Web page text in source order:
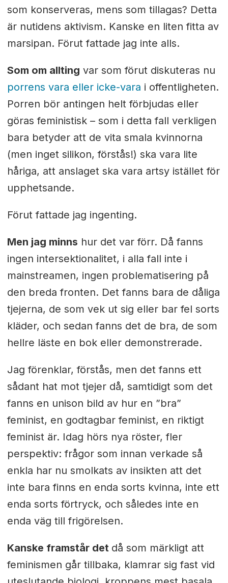
som konserveras, mens som tillagas? Detta
är nutidens aktivism. Kanske en liten fitta av
marsipan. Förut fattade jag inte alls.
Som om allting var som förut diskuteras nu
porrens vara eller icke-vara i offentligheten.
Porren bör antingen helt förbjudas eller
göras feministisk – som i detta fall verkligen
bara betyder att de vita smala kvinnorna
(men inget silikon, förstås!) ska vara lite
håriga, att anslaget ska vara artsy istället för
upphetsande.
Förut fattade jag ingenting.
Men jag minns hur det var förr. Då fanns
ingen intersektionalitet, i alla fall inte i
mainstreamen, ingen problematisering på
den breda fronten. Det fanns bara de dåliga
tjejerna, de som vek ut sig eller bar fel sorts
kläder, och sedan fanns det de bra, de som
hellre läste en bok eller demonstrerade.
Jag förenklar, förstås, men det fanns ett
sådant hat mot tjejer då, samtidigt som det
fanns en unison bild av hur en ”bra”
feminist, en godtagbar feminist, en riktigt
feminist är. Idag hörs nya röster, fler
perspektiv: frågor som innan verkade så
enkla har nu smolkats av insikten att det
inte bara finns en enda sorts kvinna, inte ett
enda sorts förtryck, och således inte en
enda väg till frigörelsen.
Kanske framstår det då som märkligt att
feminismen går tillbaka, klamrar sig fast vid